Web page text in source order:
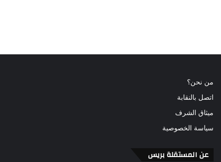
من نحن؟
اتصل بالنقابة
ميثاق الشرف
سياسة الخصوصية
عن المستقلة بريس